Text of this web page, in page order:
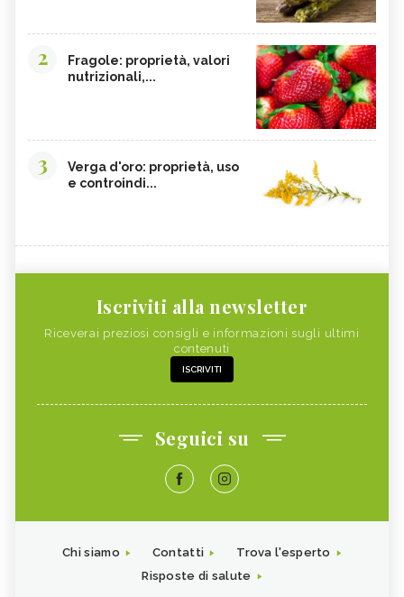
2
Fragole: proprietà, valori
nutrizionali,...
3
Verga d'oro: proprietà, uso
e controindi...
Iscriviti alla newsletter
Riceverai preziosi consigli e informazioni sugli ultimi
contenuti
ISCRIVITI
Seguici su
Chi siamo Contatti
Trova l'esperto
Risposte di salute